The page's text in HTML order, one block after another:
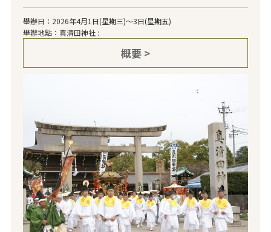
舉辦日：2026年4月1日(星期三)～3日(星期五)
舉辦地點：真清田神社 :
概要 >